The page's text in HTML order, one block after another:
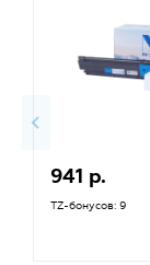
941 р.
TZ-бонусов: 9